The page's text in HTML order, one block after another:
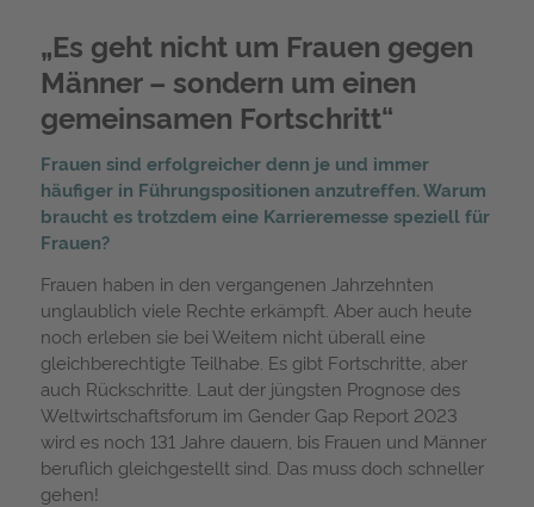
„Es geht nicht um Frauen gegen
Männer – sondern um einen
gemeinsamen Fortschritt“
Frauen sind erfolgreicher denn je und immer
häufiger in Führungspositionen anzutreffen. Warum
braucht es trotzdem eine Karrieremesse speziell für
Frauen?
Frauen haben in den vergangenen Jahrzehnten
unglaublich viele Rechte erkämpft. Aber auch heute
noch erleben sie bei Weitem nicht überall eine
gleichberechtigte Teilhabe. Es gibt Fortschritte, aber
auch Rückschritte. Laut der jüngsten Prognose des
Weltwirtschaftsforum im Gender Gap Report 2023
wird es noch 131 Jahre dauern, bis Frauen und Männer
beruflich gleichgestellt sind. Das muss doch schneller
gehen!